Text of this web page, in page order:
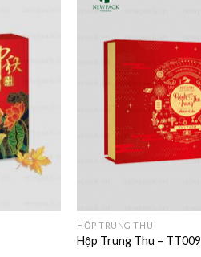
HỘP TRUNG THU
Hộp Trung Thu – TT009